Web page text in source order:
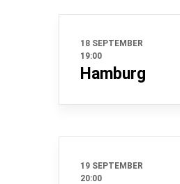
18 SEPTEMBER
19:00
Hamburg
19 SEPTEMBER
20:00